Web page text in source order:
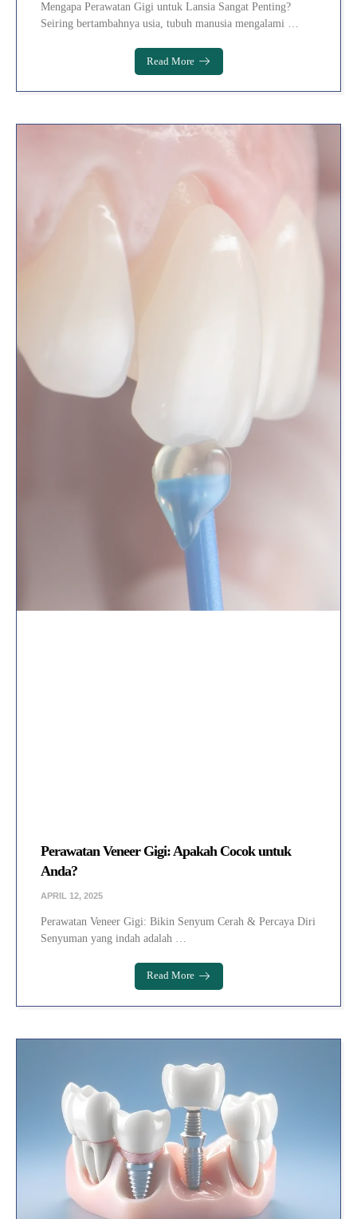
Mengapa Perawatan Gigi untuk Lansia Sangat Penting?
Seiring bertambahnya usia, tubuh manusia mengalami …
Read More
Perawatan Veneer Gigi: Apakah Cocok untuk
Anda?
APRIL 12, 2025
Perawatan Veneer Gigi: Bikin Senyum Cerah & Percaya Diri
Senyuman yang indah adalah …
Read More